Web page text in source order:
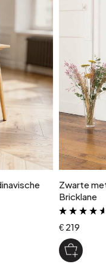
Japans rijst- en
Zwarte
Bricklane
€ 219